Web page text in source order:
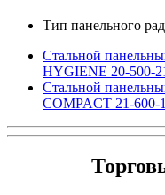
Тип панельного
Стальной
HYGIENE 20-500-
Стальной
COMPACT 21-600-